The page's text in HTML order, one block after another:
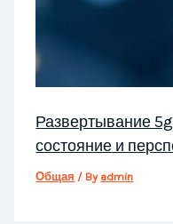
Развертывание
состояние и
Общая / By admin